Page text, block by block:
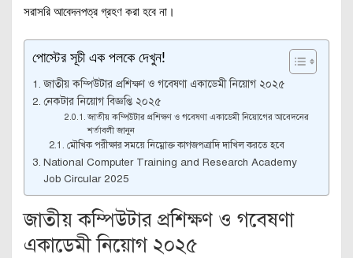
সরাসরি আবেদনপত্র গ্রহণ করা হবে না।
পোস্টের সূচী এক পলকে দেখুন!
জাতীয় কম্পিউটার প্রশিক্ষণ ও গবেষণা একাডেমী নিয়োগ ২০২৫
নেকটার নিয়োগ বিজ্ঞপ্তি ২০২৫
জাতীয় কম্পিউটার প্রশিক্ষণ ও গবেষণা একাডেমী নিয়োগের আবেদনের
শর্তাবলী জানুন
মৌখিক পরীক্ষার সময়ে নিম্নোক্ত কাগজপত্রাদি দাখিল করতে হবে
National Computer Training and Research Academy
Job Circular 2025
জাতীয় কম্পিউটার প্রশিক্ষণ ও গবেষণা
একাডেমী নিয়োগ ২০২৫